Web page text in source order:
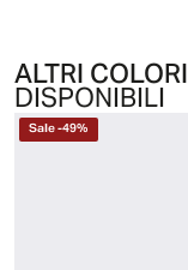
ALTRI COLORI
DISPONIBILI
Sale-49%